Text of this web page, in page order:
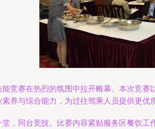
竞赛在热烈的氛围中拉开帷幕。本次竞赛
养与综合能力，为过往驾乘人员提供更优
，同台竞技。比赛内容紧贴服务区餐饮